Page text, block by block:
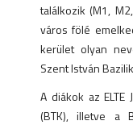
találkozik (M1,
város fölé
kerület olyan
Szent István
A diákok az ELTE
(BTK), illetve a